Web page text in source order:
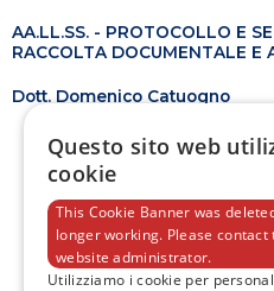
AA.LL.SS. - PROTOCOLLO E
RACCOLTA DOCUMENTALE E
Dott. Domenico Catuogno
T
w
I
n
Y
o
Questo sito web
cookie
This Cookie Banner was
longer working. Please contact
website administrator.
Utilizziamo i cookie per